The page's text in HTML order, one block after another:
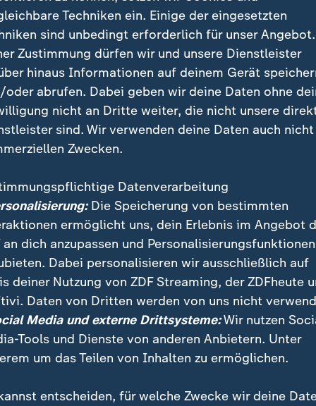
das schnellste in der Bundesliga
nach 14 Sekunden ist Jamal Musial vom
Den Bestwert von neun Sekunden teilen sich Karim
erzielte seinen frühen Treffer 2014 mit
Borussia Dortmund. Volland, damals noch im Trikot
2015 nach neun Sekunden gegen den FC Bayern.
internen Rangliste liegt Musiala auf Platz 3:
Elber (1998/11 Sekunden) und Lothar Matthäus
tat schließlich auch Kanes Elfmetertor zum 1:6
Blick verheißt derzeit allerdings nichts
null Punkte, 3:11 Tore.
sich warm, spielt aber nicht
Techniken ein. Einige der eingesetzten
sind unbedingt erforderlich für unser
Zustimmung dürfen wir und unsere Dienstleister
hinaus Informationen auf deinem Gerät
oder abrufen. Dabei geben wir deine Daten ohne
nicht an Dritte weiter, die nicht unsere
sind. Wir verwenden deine Daten auch nicht
Zwecken.
Datenverarbeitung
Die Speicherung von bestimmten
ermöglicht uns, dein Erlebnis im Angebot
an dich anzupassen und Personalisierungsfunktionen
Dabei personalisieren wir ausschließlich auf
deiner Nutzung von ZDF Streaming, der ZDFheute
Daten von Dritten werden von uns nicht
Media und externe Drittsysteme:Wir nutzen
Tools und Dienste von anderen Anbietern. Unter
um das Teilen von Inhalten zu ermöglichen.
entscheiden, für welche Zwecke wir deine